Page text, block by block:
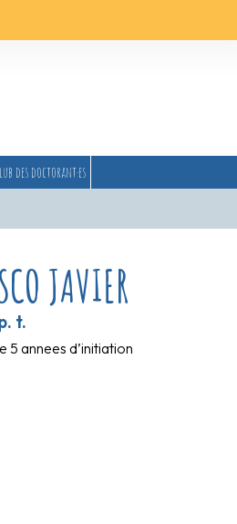
des doctorant·es
JAVIER
t.
5 annees d’initiation